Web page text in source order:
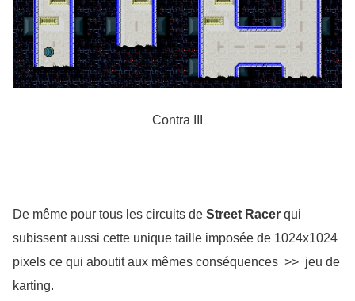
Contra III
De même pour tous les circuits de Street Racer qui
subissent aussi cette unique taille imposée de 1024x1024
pixels ce qui aboutit aux mêmes conséquences  >>  jeu de
karting.